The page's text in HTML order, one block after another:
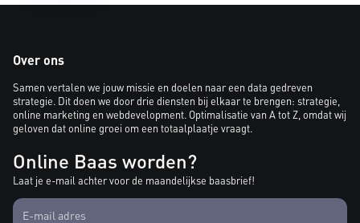
Over ons
Samen vertalen we jouw missie en doelen naar een data gedreven
strategie. Dit doen we door drie diensten bij elkaar te brengen: strategie,
online marketing en webdevelopment. Optimalisatie van A tot Z, omdat wij
geloven dat online groei om een totaalplaatje vraagt.
Online Baas worden?
Laat je e-mail achter voor de maandelijkse baasbrief!